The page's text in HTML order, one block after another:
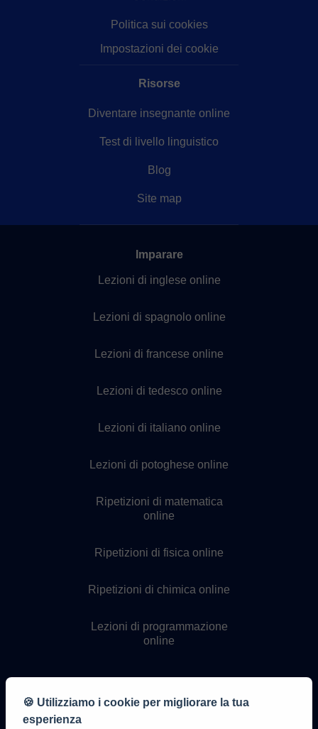
Politica sui cookies
Impostazioni dei cookie
Risorse
Diventare insegnante online
Test di livello linguistico
Blog
Site map
Imparare
Lezioni di inglese online
Lezioni di spagnolo online
Lezioni di francese online
Lezioni di tedesco online
Lezioni di italiano online
Lezioni di potoghese online
Ripetizioni di matematica
online
Ripetizioni di fisica online
Ripetizioni di chimica online
Lezioni di programmazione
online
🍪 Utilizziamo i cookie per migliorare la tua
esperienza